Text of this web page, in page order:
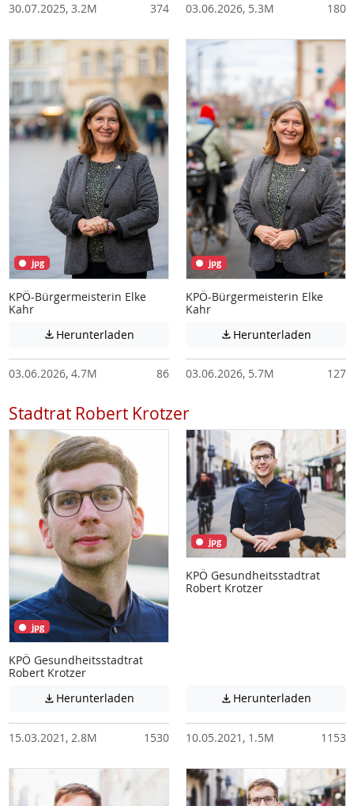
30.07.2025, 3.2M 374 03.06.2026, 5.3M 180
jpg
KPÖ-Bürgermeisterin Elke
Kahr
 Herunterladen Achtung: Diese Datei enthält unter
03.06.2026, 4.7M 86
jpg
KPÖ-Bürgermeisterin Elke
Kahr
 Herunterladen
03.06.2026, 5.7M 127
Stadtrat Robert Krotzer
jpg
KPÖ Gesundheitsstadtrat
Robert Krotzer
 Herunterladen Achtung: Diese Datei enthält unter
15.03.2021, 2.8M 1530
jpg
KPÖ Gesundheitsstadtrat
Robert Krotzer
 Herunterladen
10.05.2021, 1.5M 1153